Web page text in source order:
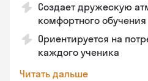
Создает дружескую
комфортного обучения
Ориентируется на
каждого ученика
Читать дальше